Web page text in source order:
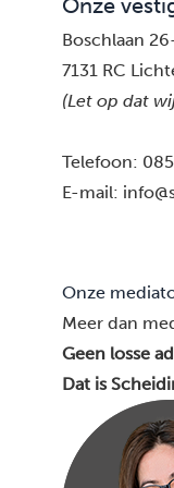
Onze
Boschlaan
7131 RC
(Let op dat
Telefoon:
E-mail:
Onze
Meer dan
Geen losse
Dat is